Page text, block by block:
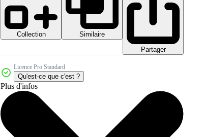
Collection
Similaire
Partager
Licence Pro Standard
Qu'est-ce que c'est ?
Plus d'infos